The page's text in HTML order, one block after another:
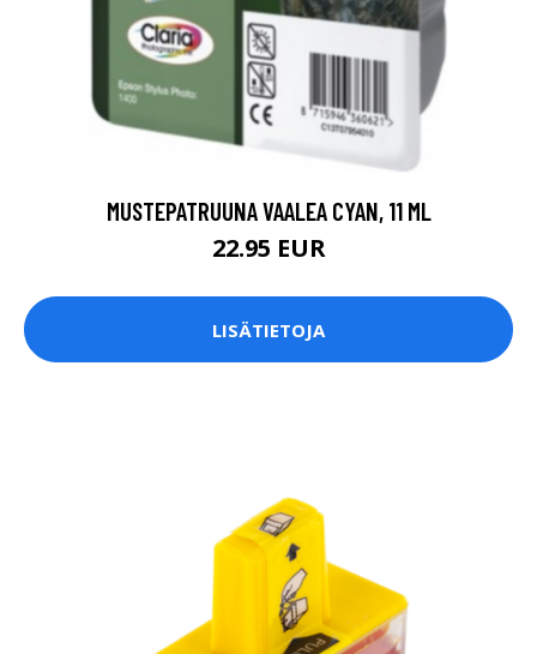
MUSTEPATRUUNA VAALEA CYAN, 11 ML
22.95 EUR
LISÄTIETOJA